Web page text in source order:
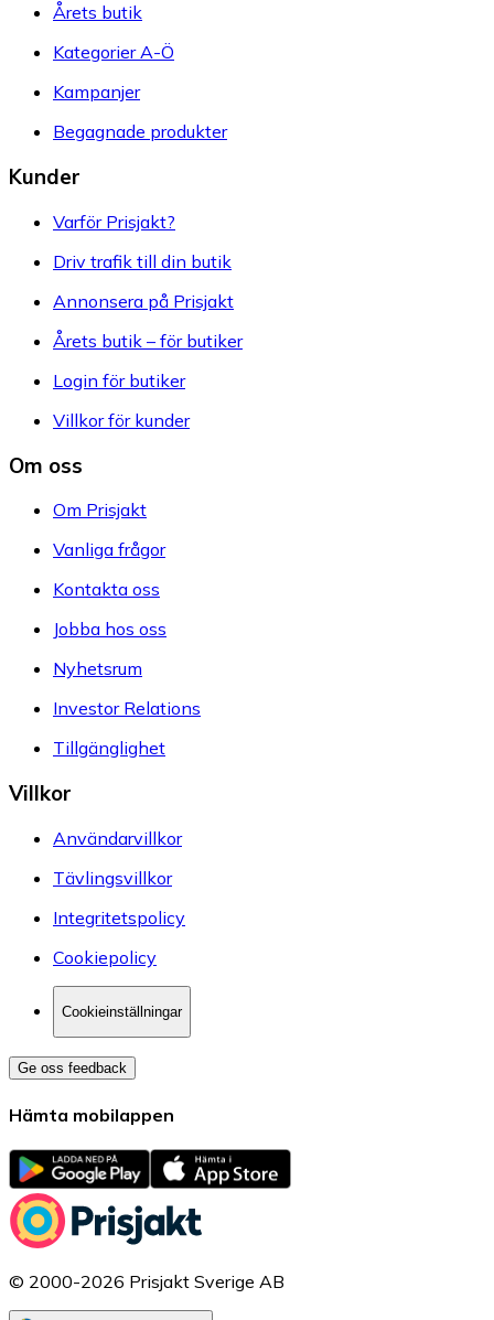
Årets butik
Kategorier A-Ö
Kampanjer
Begagnade produkter
Kunder
Varför Prisjakt?
Driv trafik till din butik
Annonsera på Prisjakt
Årets butik – för butiker
Login för butiker
Villkor för kunder
Om oss
Om Prisjakt
Vanliga frågor
Kontakta oss
Jobba hos oss
Nyhetsrum
Investor Relations
Tillgänglighet
Villkor
Användarvillkor
Tävlingsvillkor
Integritetspolicy
Cookiepolicy
Cookieinställningar
Ge oss feedback
Hämta mobilappen
© 2000-2026 Prisjakt Sverige AB